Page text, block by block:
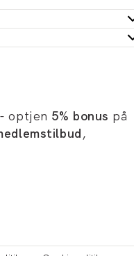
optjen 5% bonus på
,